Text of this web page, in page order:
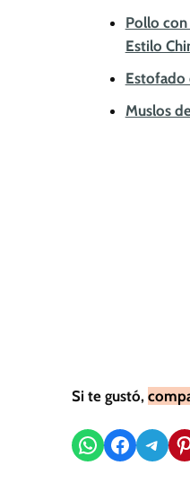
Pollo
Estilo
Estofado
Muslos
Si te gustó,
Compartir en WhatsApp
Compartir enCompartir